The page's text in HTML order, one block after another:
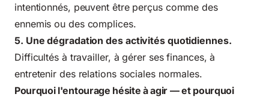
intentionnés, peuvent être perçus comme des
ennemis ou des complices.
5. Une dégradation des activités quotidiennes.
Difficultés à travailler, à gérer ses finances, à
entretenir des relations sociales normales.
Pourquoi l'entourage hésite à agir — et pourquoi